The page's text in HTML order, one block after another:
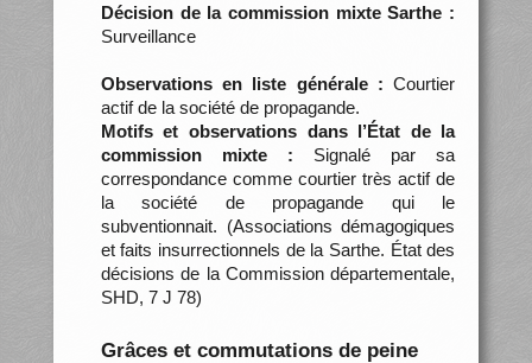
Décision de la commission mixte Sarthe :
Surveillance
Observations en liste générale : Courtier
actif de la société de propagande.
Motifs et observations dans l’État de la
commission mixte : Signalé par sa
correspondance comme courtier très actif de
la société de propagande qui le
subventionnait. (Associations démagogiques
et faits insurrectionnels de la Sarthe. État des
décisions de la Commission départementale,
SHD, 7 J 78)
Grâces et commutations de peine